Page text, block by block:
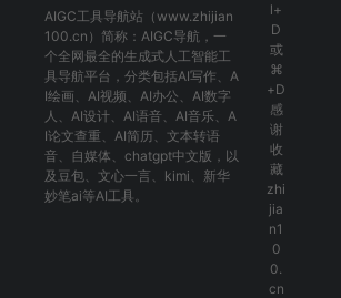
AIGC工具导航站（www.zhijian
100.cn）简称： AIGC导航 ，一
个全网最全的生成式人工智能工
具导航平台，分类包括AI写作 、 A
I绘画 、 AI视频 、 AI办公 、 AI数字
人 、 AI设计、 AI语音、 AI音乐、 A
I论文查重 、 AI简历 、 文本转语
音、 自媒体 、 chatgpt中文版 ，以
及 豆包、 文心一言 、 kimi 、 新华
妙笔ai等AI工具。
l+
D
或
⌘
+D
感
谢
收
藏
zhi
jia
n1
0
0.
cn